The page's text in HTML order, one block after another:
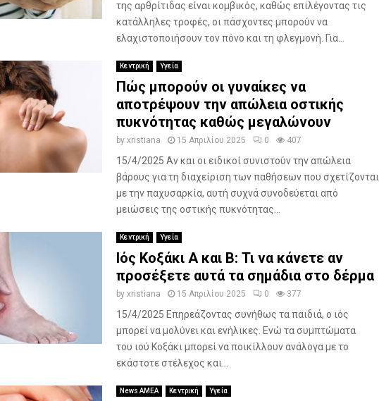
της αρθρίτιδας είναι κομβικός, καθώς επιλέγοντας τις
κατάλληλες τροφές, οι πάσχοντες μπορούν να
ελαχιστοποιήσουν τον πόνο και τη φλεγμονή. Για...
Κεντρική Υγεία
Πώς μπορούν οι γυναίκες να
αποτρέψουν την απώλεια οστικής
πυκνότητας καθώς μεγαλώνουν
by xristiana 15 Απριλίου 2025 0 407
15/4/2025 Αν και οι ειδικοί συνιστούν την απώλεια
βάρους για τη διαχείριση των παθήσεων που σχετίζονται
με την παχυσαρκία, αυτή συχνά συνοδεύεται από
μειώσεις της οστικής πυκνότητας...
Κεντρική Υγεία
Ιός Κοξάκι Α και Β: Τι να κάνετε αν
προσέξετε αυτά τα σημάδια στο δέρμα
by xristiana 15 Απριλίου 2025 0 377
15/4/2025 Επηρεάζοντας συνήθως τα παιδιά, ο ιός
μπορεί να μολύνει και ενήλικες. Ενώ τα συμπτώματα
του ιού Κοξάκι μπορεί να ποικίλλουν ανάλογα με το
εκάστοτε στέλεχος και...
News ΑΜΕΑ Κεντρική Υγεία